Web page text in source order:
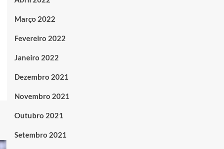
Março 2022
Fevereiro 2022
Janeiro 2022
Dezembro 2021
Novembro 2021
Outubro 2021
Setembro 2021